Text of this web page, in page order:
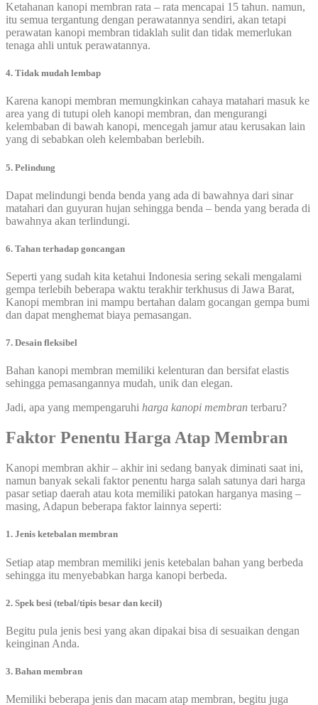
Ketahanan kanopi membran rata – rata mencapai 15 tahun. namun,
itu semua tergantung dengan perawatannya sendiri, akan tetapi
perawatan kanopi membran tidaklah sulit dan tidak memerlukan
tenaga ahli untuk perawatannya.
4. Tidak mudah lembap
Karena kanopi membran memungkinkan cahaya matahari masuk ke
area yang di tutupi oleh kanopi membran, dan mengurangi
kelembaban di bawah kanopi, mencegah jamur atau kerusakan lain
yang di sebabkan oleh kelembaban berlebih.
5. Pelindung
Dapat melindungi benda benda yang ada di bawahnya dari sinar
matahari dan guyuran hujan sehingga benda – benda yang berada di
bawahnya akan terlindungi.
6. Tahan terhadap goncangan
Seperti yang sudah kita ketahui Indonesia sering sekali mengalami
gempa terlebih beberapa waktu terakhir terkhusus di Jawa Barat,
Kanopi membran ini mampu bertahan dalam gocangan gempa bumi
dan dapat menghemat biaya pemasangan.
7. Desain fleksibel
Bahan kanopi membran memiliki kelenturan dan bersifat elastis
sehingga pemasangannya mudah, unik dan elegan.
Jadi, apa yang mempengaruhi harga kanopi membran terbaru?
Faktor Penentu Harga Atap Membran
Kanopi membran akhir – akhir ini sedang banyak diminati saat ini,
namun banyak sekali faktor penentu harga salah satunya dari harga
pasar setiap daerah atau kota memiliki patokan harganya masing –
masing, Adapun beberapa faktor lainnya seperti:
1. Jenis ketebalan membran
Setiap atap membran memiliki jenis ketebalan bahan yang berbeda
sehingga itu menyebabkan harga kanopi berbeda.
2. Spek besi (tebal/tipis besar dan kecil)
Begitu pula jenis besi yang akan dipakai bisa di sesuaikan dengan
keinginan Anda.
3. Bahan membran
Memiliki beberapa jenis dan macam atap membran, begitu juga